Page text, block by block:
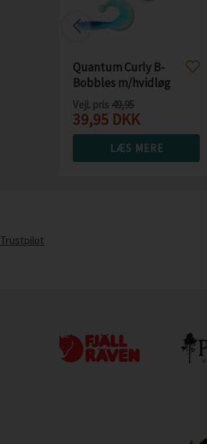
Quantum Curly B-
Bobbles m/hvidløg
Vejl. pris 49,95
39,95 DKK
LÆS MERE
Trustpilot